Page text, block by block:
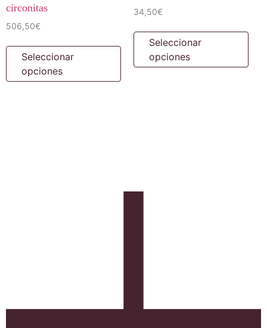
circonitas
506,50€
Seleccionar
opciones
34,50€
Seleccionar
opciones